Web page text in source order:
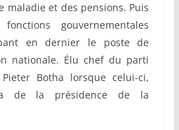
maladie et des pensions. Puis
gouvernementales
en dernier le poste de
nationale. Élu chef du parti
Botha lorsque celui-ci,
de la présidence de la